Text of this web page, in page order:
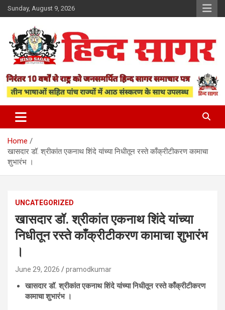
Skip
to
Sunday, August 9, 2026
Hind Sagar
Home
खासदार डॉ. श्रीकांत एकनाथ शिंदे यांच्या निधीतून रस्ते काँक्रीटीकरण कामाचा
शुभारंभ ।
UNCATEGORIZED
खासदार डॉ. श्रीकांत एकनाथ शिंदे यांच्या
निधीतून रस्ते काँक्रीटीकरण कामाचा शुभारंभ
।
June 29, 2026 pramodkumar
खासदार डॉ. श्रीकांत एकनाथ शिंदे यांच्या निधीतून रस्ते काँक्रीटीकरण
कामाचा शुभारंभ ।